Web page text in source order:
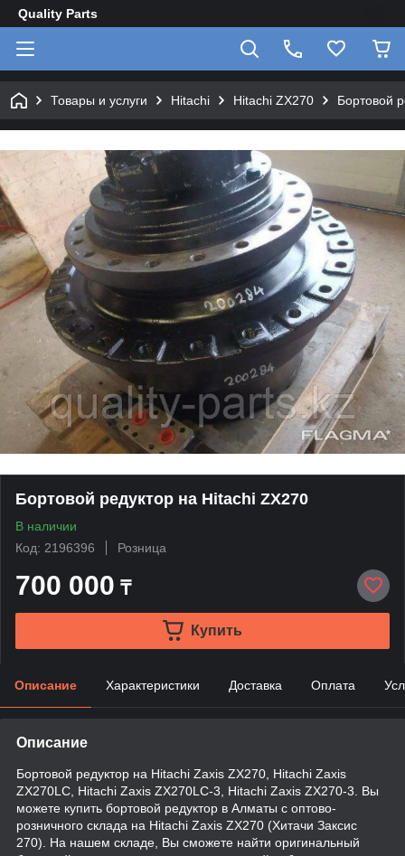
Quality Parts
Товары и услуги Hitachi Hitachi ZX270 Бортовой
Бортовой редуктор на Hitachi ZX270
В наличии
Код: 2196396
Розница
700 000 ₸
Купить
Описание Характеристики Доставка Оплата
Описание
Бортовой редуктор на Hitachi Zaxis ZX270, Hitachi Zaxis
ZX270LC, Hitachi Zaxis ZX270LC-3, Hitachi Zaxis ZX270-3. Вы
можете купить бортовой редуктор в Алматы с оптово-
розничного склада на Hitachi Zaxis ZX270 (Хитачи Заксис
270). На нашем складе, Вы сможете найти оригинальный